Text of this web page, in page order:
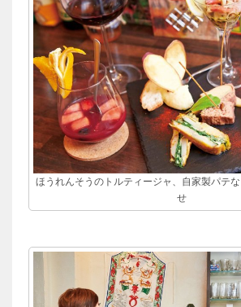
ほうれんそうのトルティージャ、自家製パテ
せ